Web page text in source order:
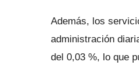
Además, los
administración
del 0,03 %, lo que